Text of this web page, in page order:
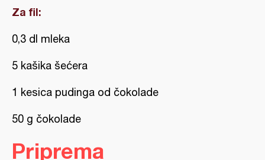
Za fil:
0,3 dl mleka
5 kašika šećera
1 kesica pudinga od čokolade
50 g čokolade
Priprema